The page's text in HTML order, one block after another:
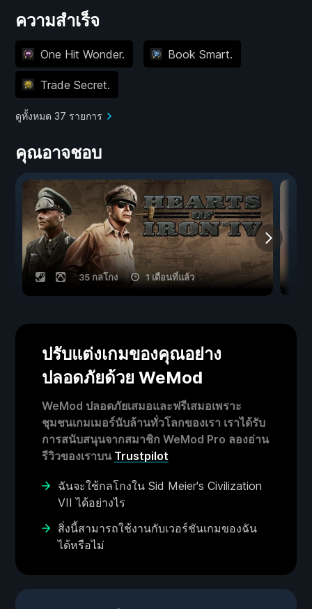
ความสำเร็จ
One Hit Wonder. Book Smart.
Trade Secret.
ดูทั้งหมด 37 รายการ
คุณอาจชอบ
35 กลโกง 1 เดือนที่แล้ว
ปรับแต่งเกมของคุณอย่าง
ปลอดภัยด้วย WeMod
WeMod ปลอดภัยเสมอและฟรีเสมอเพราะ
ชุมชนเกมเมอร์นับล้านทั่วโลกของเรา เราได้รับ
การสนับสนุนจากสมาชิก WeMod Pro ลองอ่าน
รีวิวของเราบน Trustpilot
ฉันจะใช้กลโกงใน Sid Meier's Civilization
VII ได้อย่างไร
สิ่งนี้สามารถใช้งานกับเวอร์ชันเกมของฉัน
ได้หรือไม่